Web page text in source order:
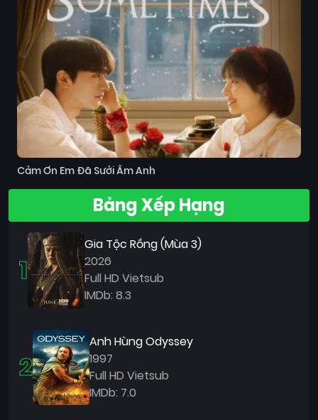
Cảm Ơn Em Đã Sưởi Ấm Anh
Bảng Xếp Hạng
1
Gia Tộc Rồng (Mùa 3)
2026
Full HD Vietsub
IMDb: 8.3
2
Anh Hùng Odyssey
1997
Full HD Vietsub
IMDb: 7.0